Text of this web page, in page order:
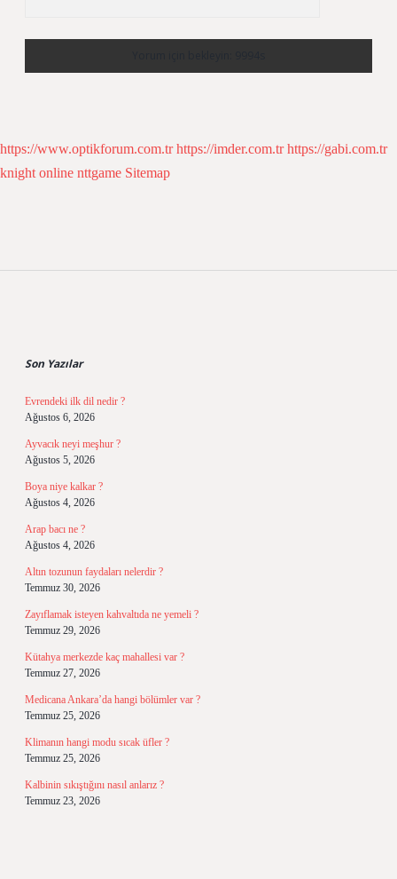
https://www.optikforum.com.tr https://imder.com.tr https://gabi.com.tr
knight online nttgame Sitemap
Son Yazılar
Evrendeki ilk dil nedir ?
Ağustos 6, 2026
Ayvacık neyi meşhur ?
Ağustos 5, 2026
Boya niye kalkar ?
Ağustos 4, 2026
Arap bacı ne ?
Ağustos 4, 2026
Altın tozunun faydaları nelerdir ?
Temmuz 30, 2026
Zayıflamak isteyen kahvaltıda ne yemeli ?
Temmuz 29, 2026
Kütahya merkezde kaç mahallesi var ?
Temmuz 27, 2026
Medicana Ankara’da hangi bölümler var ?
Temmuz 25, 2026
Klimanın hangi modu sıcak üfler ?
Temmuz 25, 2026
Kalbinin sıkıştığını nasıl anlarız ?
Temmuz 23, 2026